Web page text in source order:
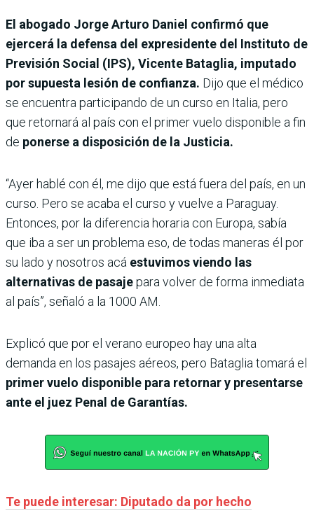
El abogado Jorge Arturo Daniel confirmó que
ejercerá la defensa del expresidente del Instituto de
Previsión Social (IPS), Vicente Bataglia, imputado
por supuesta lesión de confianza. Dijo que el médico
se encuentra participando de un curso en Italia, pero
que retornará al país con el primer vuelo disponible a fin
de ponerse a disposición de la Justicia.
“Ayer hablé con él, me dijo que está fuera del país, en un
curso. Pero se acaba el curso y vuelve a Paraguay.
Entonces, por la diferencia horaria con Europa, sabía
que iba a ser un problema eso, de todas maneras él por
su lado y nosotros acá estuvimos viendo las
alternativas de pasajepara volver de forma inmediata
al país”, señaló a la 1000 AM.
Explicó que por el verano europeo hay una alta
demanda en los pasajes aéreos, pero Bataglia tomará el
primer vuelo disponible para retornar y presentarse
ante el juez Penal de Garantías.
Te puede interesar: Diputado da por hecho